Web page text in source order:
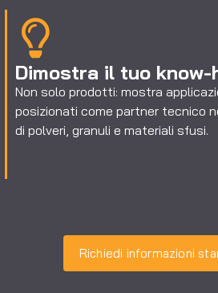
Dimostra il tuo know-
Non solo prodotti: mostra
posizionati come partner tecnico
di polveri, granuli e materiali sfusi.
Richiedi informazioni